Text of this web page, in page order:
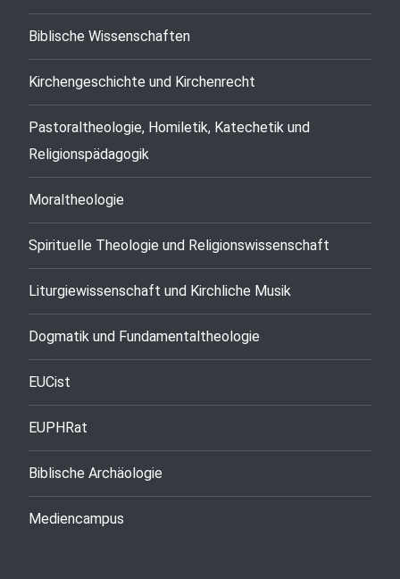
Biblische Wissenschaften
Kirchengeschichte und Kirchenrecht
Pastoraltheologie, Homiletik, Katechetik und
Religionspädagogik
Moraltheologie
Spirituelle Theologie und Religionswissenschaft
Liturgiewissenschaft und Kirchliche Musik
Dogmatik und Fundamentaltheologie
EUCist
EUPHRat
Biblische Archäologie
Mediencampus